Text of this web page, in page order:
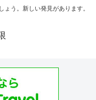
う。新しい発見があります。